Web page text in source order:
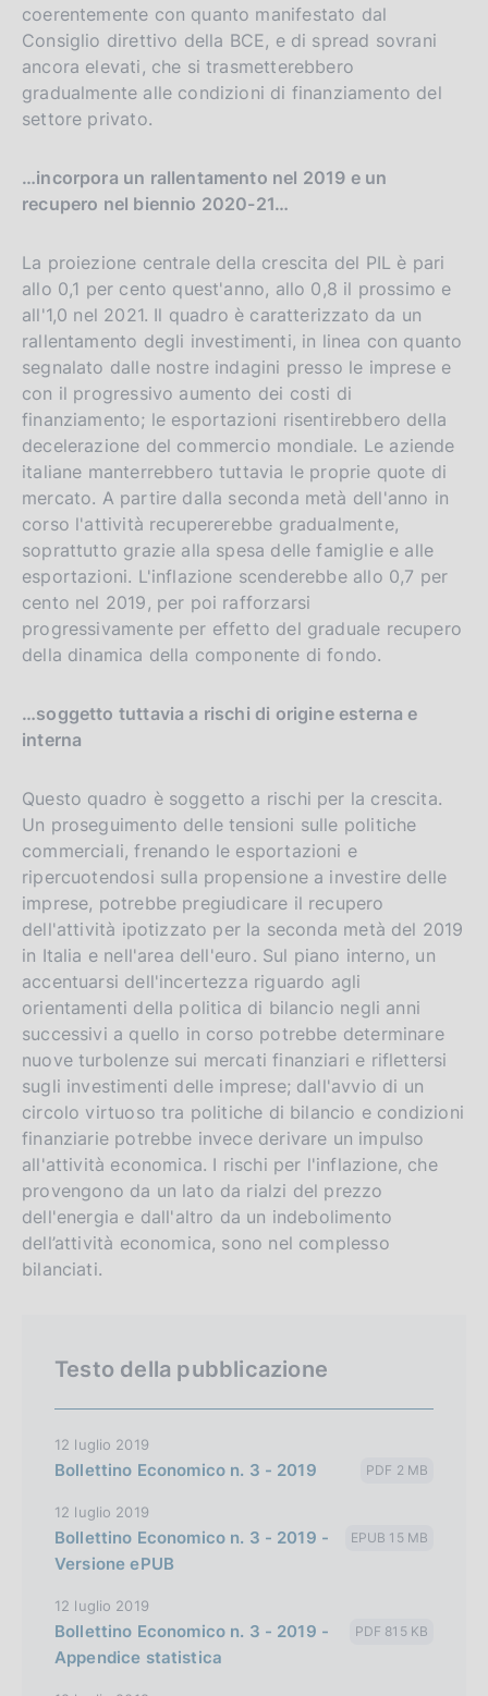
coerentemente con quanto manifestato dal
Consiglio direttivo della BCE, e di spread sovrani
ancora elevati, che si trasmetterebbero
gradualmente alle condizioni di finanziamento del
settore privato.
…incorpora un rallentamento nel 2019 e un
recupero nel biennio 2020-21…
La proiezione centrale della crescita del PIL è pari
allo 0,1 per cento quest'anno, allo 0,8 il prossimo e
all'1,0 nel 2021. Il quadro è caratterizzato da un
rallentamento degli investimenti, in linea con quanto
segnalato dalle nostre indagini presso le imprese e
con il progressivo aumento dei costi di
finanziamento; le esportazioni risentirebbero della
decelerazione del commercio mondiale. Le aziende
italiane manterrebbero tuttavia le proprie quote di
mercato. A partire dalla seconda metà dell'anno in
corso l'attività recupererebbe gradualmente,
soprattutto grazie alla spesa delle famiglie e alle
esportazioni. L'inflazione scenderebbe allo 0,7 per
cento nel 2019, per poi rafforzarsi
progressivamente per effetto del graduale recupero
della dinamica della componente di fondo.
…soggetto tuttavia a rischi di origine esterna e
interna
Questo quadro è soggetto a rischi per la crescita.
Un proseguimento delle tensioni sulle politiche
commerciali, frenando le esportazioni e
ripercuotendosi sulla propensione a investire delle
imprese, potrebbe pregiudicare il recupero
dell'attività ipotizzato per la seconda metà del 2019
in Italia e nell'area dell'euro. Sul piano interno, un
accentuarsi dell'incertezza riguardo agli
orientamenti della politica di bilancio negli anni
successivi a quello in corso potrebbe determinare
nuove turbolenze sui mercati finanziari e riflettersi
sugli investimenti delle imprese; dall'avvio di un
circolo virtuoso tra politiche di bilancio e condizioni
finanziarie potrebbe invece derivare un impulso
all'attività economica. I rischi per l'inflazione, che
provengono da un lato da rialzi del prezzo
dell'energia e dall'altro da un indebolimento
dell’attività economica, sono nel complesso
bilanciati.
Testo della pubblicazione
12 luglio 2019
Bollettino Economico n. 3 - 2019 PDF 2 MB
12 luglio 2019
Bollettino Economico n. 3 - 2019 -
Versione ePUB
EPUB 15 MB
12 luglio 2019
Bollettino Economico n. 3 - 2019 -
Appendice statistica
PDF 815 KB